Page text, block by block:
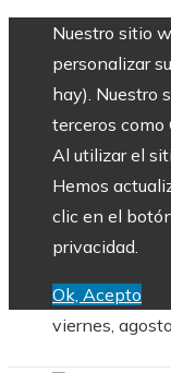
Nuestro sitio
personalizar
hay). Nuestro
terceros como
Al utilizar el
Hemos
clic en el
privacidad.
Ok, Acepto
viernes,